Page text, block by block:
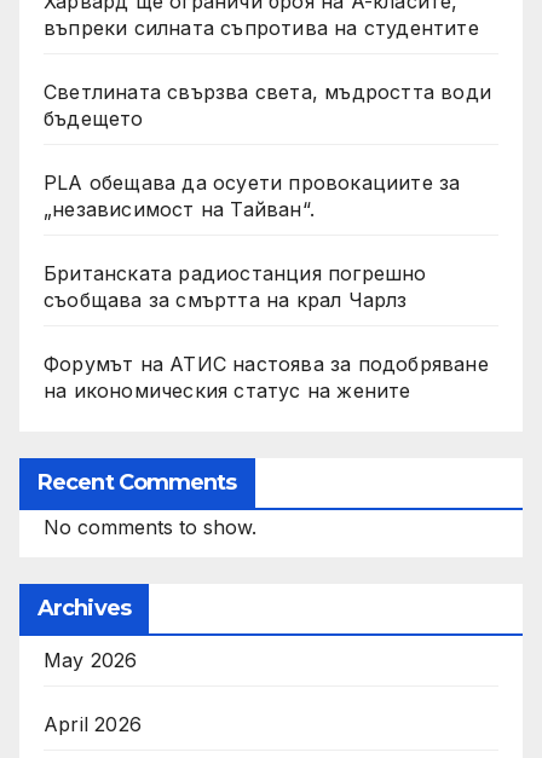
въпреки силната съпротива на студентите
Светлината свързва света, мъдростта води
бъдещето
PLA обещава да осуети провокациите за
„независимост на Тайван“.
Британската радиостанция погрешно
съобщава за смъртта на крал Чарлз
Форумът на АТИС настоява за подобряване
на икономическия статус на жените
Recent Comments
No comments to show.
Archives
May 2026
April 2026